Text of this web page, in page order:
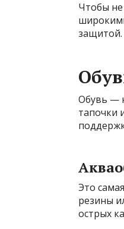
Чтобы не
защитой.
Обувь —
тапочки
Это
резины
острых